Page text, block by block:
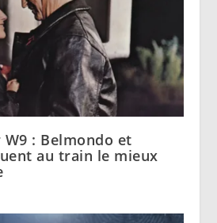
: Belmondo et
au train le mieux